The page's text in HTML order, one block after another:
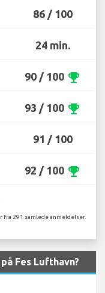
86 / 100
24 min.
90 / 100 emoji_events
93 / 100 emoji_events
91 / 100
92 / 100 emoji_events
291 samlede anmeldelser.
Fes Lufthavn?